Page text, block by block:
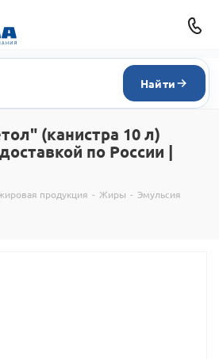
Найти
(канистра 10 л)
по России |
продукция - Жиры - Эмульсия